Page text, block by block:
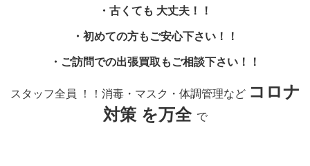
・古くても 大丈夫！！
・初めての方もご安心下さい！！
・ご訪問での出張買取もご相談下さい！！
スタッフ全員 ！！消毒・マスク・体調管理など コロナ
対策 を万全 で